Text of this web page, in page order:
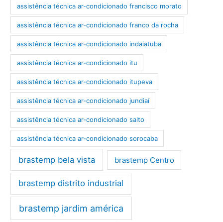
assistência técnica ar-condicionado francisco morato
assistência técnica ar-condicionado franco da rocha
assistência técnica ar-condicionado indaiatuba
assistência técnica ar-condicionado itu
assistência técnica ar-condicionado itupeva
assistência técnica ar-condicionado jundiaí
assistência técnica ar-condicionado salto
assistência técnica ar-condicionado sorocaba
brastemp bela vista brastemp Centro
brastemp distrito industrial
brastemp jardim américa